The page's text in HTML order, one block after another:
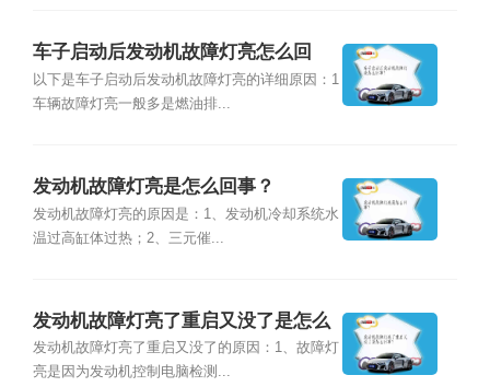
车子启动后发动机故障灯亮怎么回
事？
以下是车子启动后发动机故障灯亮的详细原因：1
车辆故障灯亮一般多是燃油排...
发动机故障灯亮是怎么回事？
发动机故障灯亮的原因是：1、发动机冷却系统水
温过高缸体过热；2、三元催...
发动机故障灯亮了重启又没了是怎么
回事？
发动机故障灯亮了重启又没了的原因：1、故障灯
亮是因为发动机控制电脑检测...